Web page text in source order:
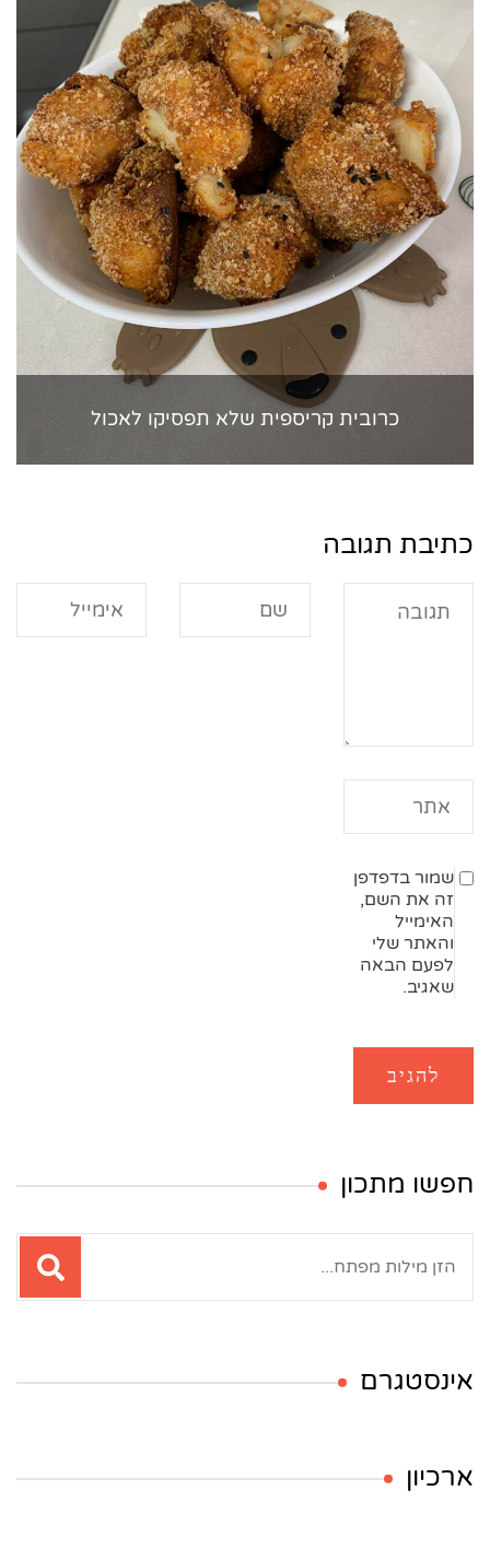
כרובית קריספית שלא תפסיקו לאכול
כתיבת תגובה
שמור בדפדפן
זה את השם,
האימייל
והאתר שלי
לפעם הבאה
שאגיב.
חפשו מתכון
אינסטגרם
ארכיון